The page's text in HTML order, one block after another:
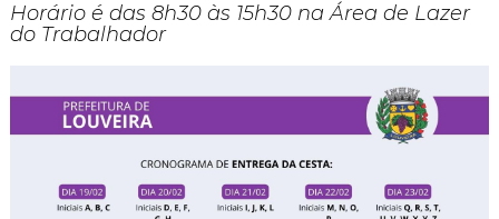
Horário é das 8h30 às 15h30 na Área de Lazer
do Trabalhador